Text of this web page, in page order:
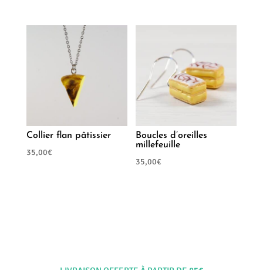
Collier flan pâtissier
35,00€
Boucles d’oreilles
millefeuille
35,00€